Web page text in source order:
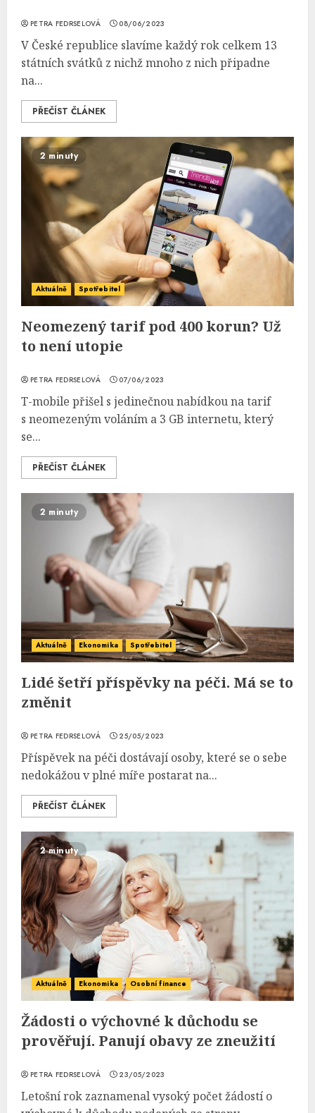
PETRA FEDRSELOVÁ 08/06/2023
V České republice slavíme každý rok celkem 13
státních svátků z nichž mnoho z nich připadne
na...
PŘEČÍST ČLÁNEK
2 minuty
Aktuálně Spotřebitel
Neomezený tarif pod 400 korun? Už
to není utopie
PETRA FEDRSELOVÁ 07/06/2023
T-mobile přišel s jedinečnou nabídkou na tarif
s neomezeným voláním a 3 GB internetu, který
se...
PŘEČÍST ČLÁNEK
2 minuty
Aktuálně Ekonomika Spotřebitel
Lidé šetří příspěvky na péči. Má se to
změnit
PETRA FEDRSELOVÁ 25/05/2023
Příspěvek na péči dostávají osoby, které se o sebe
nedokážou v plné míře postarat na...
PŘEČÍST ČLÁNEK
2 minuty
Aktuálně Ekonomika Osobní finance
Žádosti o výchovné k důchodu se
prověřují. Panují obavy ze zneužití
PETRA FEDRSELOVÁ 23/05/2023
Letošní rok zaznamenal vysoký počet žádostí o